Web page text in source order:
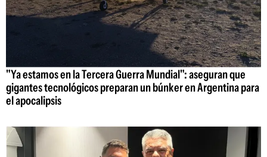
"Ya estamos en la Tercera Guerra Mundial": aseguran que
gigantes tecnológicos preparan un búnker en Argentina para
el apocalipsis